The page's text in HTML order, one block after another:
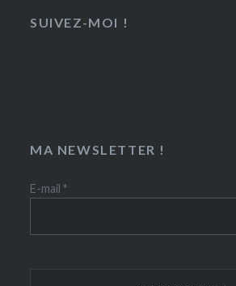
SUIVEZ-MOI !
MA NEWSLETTER !
E-mail*